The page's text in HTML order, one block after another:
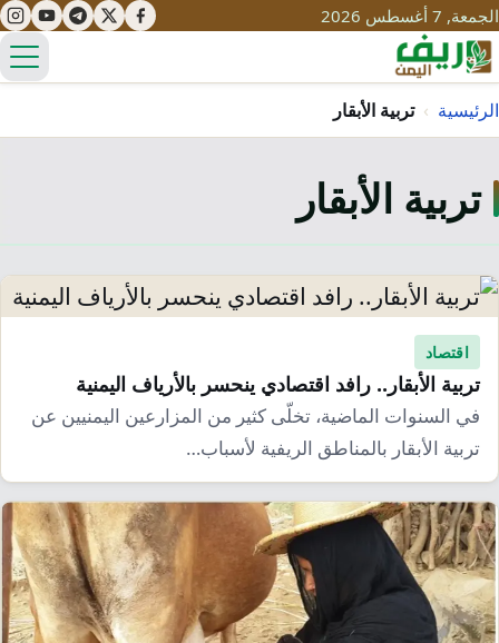
الجمعة, 7 أغسطس 2026
صحة
مياه
طرُق
قصص نجاح
مبادرات
سياحة
تراث
ثقافة
التغير المناخي
محميات
التلوث
تحديات
حلول
إرشاد زراعي
نساء
قضايا
معيشة
قصة
انفوجرافيك
قصص رقمية
تقارير صور
الرئيسية › تربية الأبقار
تربية الأبقار
اقتصاد
تربية الأبقار.. رافد اقتصادي ينحسر بالأرياف اليمنية
في السنوات الماضية، تخلّى كثير من المزارعين اليمنيين عن
تربية الأبقار بالمناطق الريفية لأسباب…